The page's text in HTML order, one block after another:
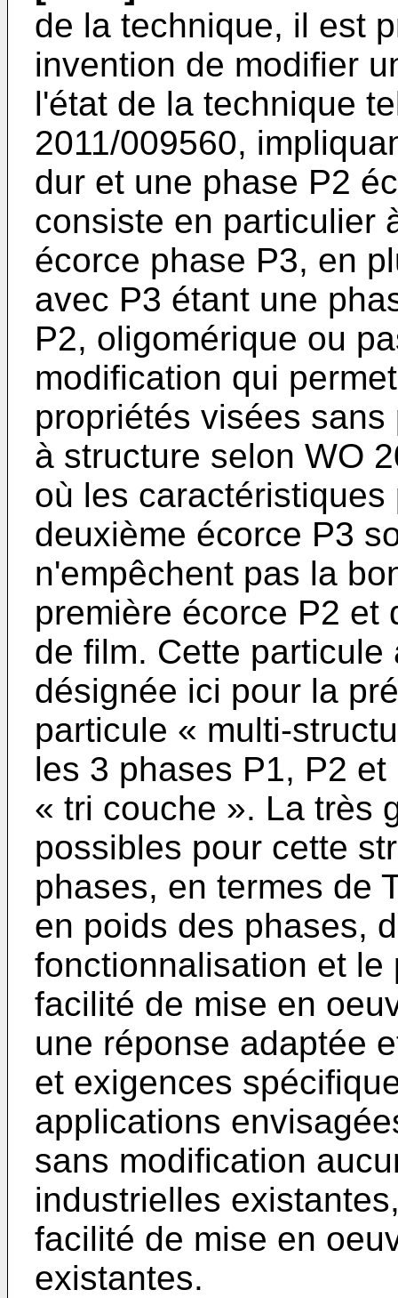
de la technique, il est
invention de modifier
l'état de la technique
2011/009560,
dur et une phase P2
consiste en particulier
écorce phase P3, en
avec P3 étant une
P2, oligomérique ou
modification qui
propriétés visées
à structure selon WO
où les
deuxième écorce P3
n'empêchent pas la
première écorce P2 et
de film. Cette
désignée ici pour la
particule « multi-
les 3 phases P1, P2
« tri couche ». La très
possibles pour cette
phases, en termes de
en poids des phases,
fonctionnalisation et
facilité de mise en
une réponse adaptée
et exigences
applications
sans modification
industrielles
facilité de mise en
existantes.